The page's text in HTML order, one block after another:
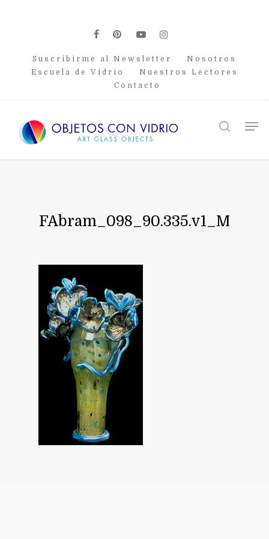
facebook
pinterest
youtubeinstagram
Suscribirme al Newsletter
Nosotros
Escuela de Vidrio
Nuestros Lectores
Contacto
search
FAbram_098_90.335.v1_M